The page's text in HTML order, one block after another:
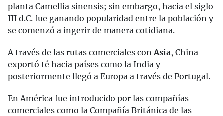
planta Camellia sinensis; sin embargo, hacia el siglo
III d.C. fue ganando popularidad entre la población y
se comenzó a ingerir de manera cotidiana.
A través de las rutas comerciales conAsia, China
exportó té hacia países como la India y
posteriormente llegó a Europa a través de Portugal.
En América fue introducido por las compañías
comerciales como la Compañía Británica de las